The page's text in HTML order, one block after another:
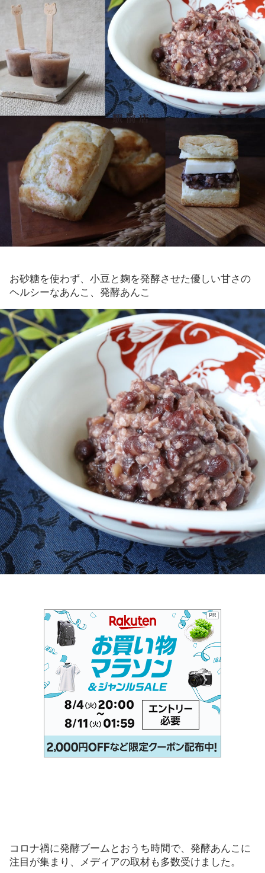
お砂糖を使わず、小豆と麹を発酵させた優しい甘さの
ヘルシーなあんこ、発酵あんこ
PR
コロナ禍に発酵ブームとおうち時間で、発酵あんこに
注目が集まり、メディアの取材も多数受けました。